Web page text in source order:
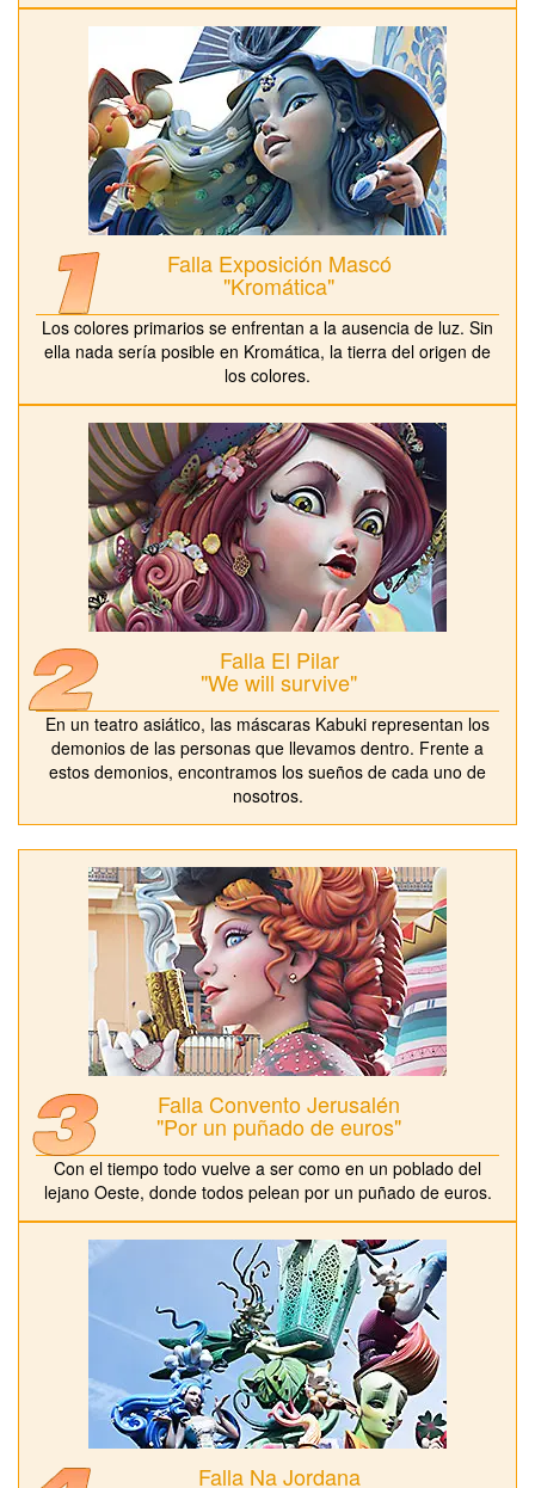
Falla Exposición Mascó
"Kromática"
Los colores primarios se enfrentan a la ausencia de luz. Sin
ella nada sería posible en Kromática, la tierra del origen de
los colores.
Falla El Pilar
"We will survive"
En un teatro asiático, las máscaras Kabuki representan los
demonios de las personas que llevamos dentro. Frente a
estos demonios, encontramos los sueños de cada uno de
nosotros.
Falla Convento Jerusalén
"Por un puñado de euros"
Con el tiempo todo vuelve a ser como en un poblado del
lejano Oeste, donde todos pelean por un puñado de euros.
Falla Na Jordana